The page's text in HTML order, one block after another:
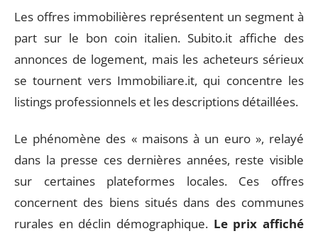
Les offres immobilières représentent un segment à
part sur le bon coin italien. Subito.it affiche des
annonces de logement, mais les acheteurs sérieux
se tournent vers Immobiliare.it, qui concentre les
listings professionnels et les descriptions détaillées.
Le phénomène des « maisons à un euro », relayé
dans la presse ces dernières années, reste visible
sur certaines plateformes locales. Ces offres
concernent des biens situés dans des communes
rurales en déclin démographique. Le prix affiché